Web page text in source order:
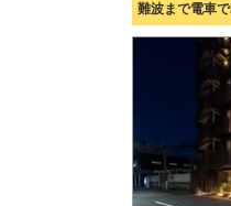
難波まで電車